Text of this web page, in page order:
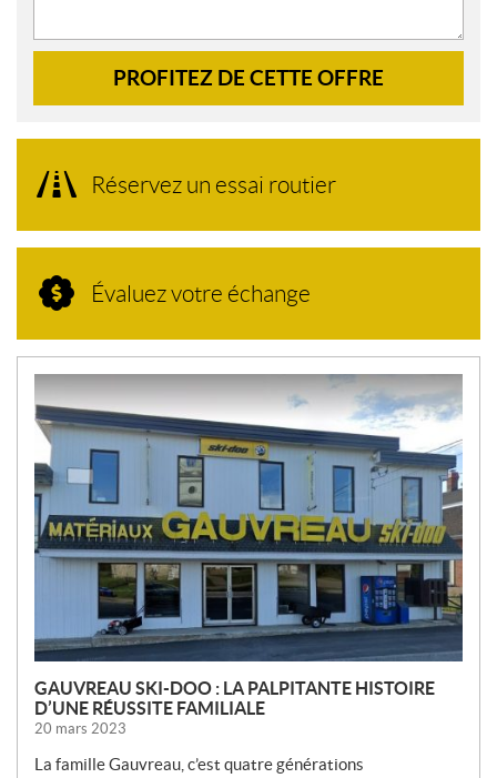
PROFITEZ DE CETTE OFFRE
Réservez un essai routier
Évaluez votre échange
N
O
U
V
E
L
L
E
GAUVREAU SKI-DOO : LA PALPITANTE HISTOIRE
D’UNE RÉUSSITE FAMILIALE
20 mars 2023
La famille Gauvreau, c’est quatre générations